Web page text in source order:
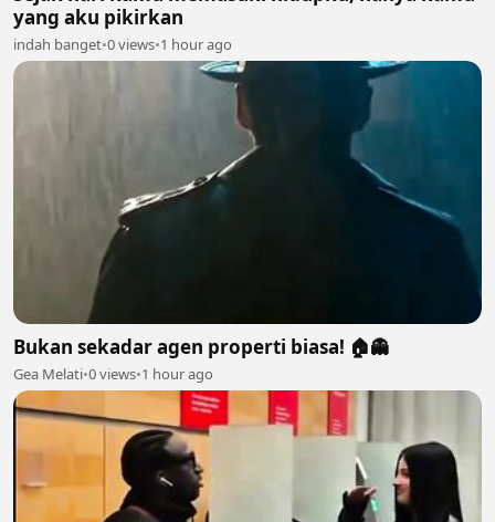
yang aku pikirkan
indah banget•0 views•1 hour ago
Bukan sekadar agen properti biasa! 🏠👻
Gea Melati•0 views•1 hour ago